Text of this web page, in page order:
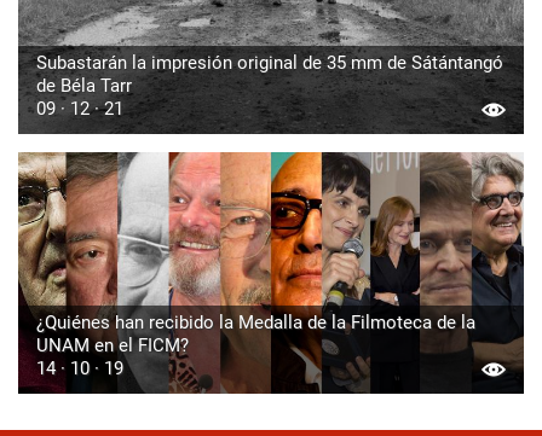
Subastarán la impresión original de 35 mm de Sátántangó
de Béla Tarr
09 · 12 · 21
¿Quiénes han recibido la Medalla de la Filmoteca de la
UNAM en el FICM?
14 · 10 · 19